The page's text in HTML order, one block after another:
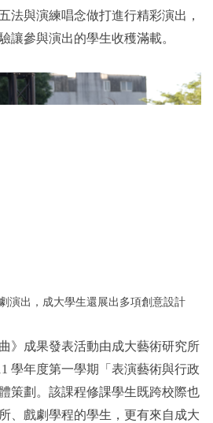
法與演練唱念做打進行精彩演出，
讓參與演出的學生收穫滿載。
演出，成大學生還展出多項創意設計
》成果發表活動由成大藝術研究所
學年度第一學期「表演藝術與行政
策劃。該課程修課學生既跨校際也
、戲劇學程的學生，更有來自成大